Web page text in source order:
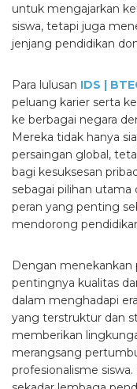
untuk mengajarkan
siswa, tetapi juga
jenjang pendidikan
Para lulusan IDS |
peluang karier serta
ke berbagai negara
Mereka tidak hanya
persaingan global,
bagi kesuksesan
sebagai pilihan utama
peran yang penting
mendorong
Dengan menekankan
pentingnya kualitas
dalam menghadapi
yang terstruktur dan
memberikan
merangsang
profesionalisme